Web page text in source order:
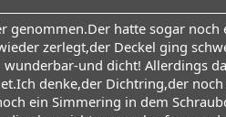
genommen.Der hatte sogar
zerlegt,der Deckel ging
und dicht! Allerdings
denke,der Dichtring,der
ein Simmering in dem